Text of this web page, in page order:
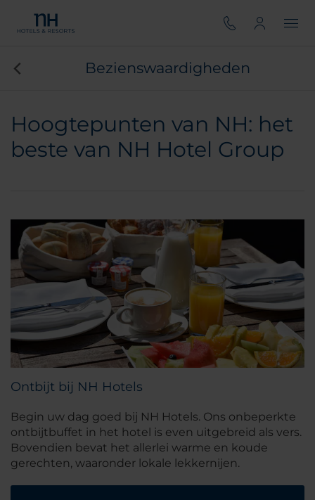
Bezienswaardigheden
Hoogtepunten van NH: het
beste van NH Hotel Group
Ontbijt bij NH Hotels
Begin uw dag goed bij NH Hotels. Ons onbeperkte
ontbijtbuffet in het hotel is even uitgebreid als vers.
Bovendien bevat het allerlei warme en koude
gerechten, waaronder lokale lekkernijen.